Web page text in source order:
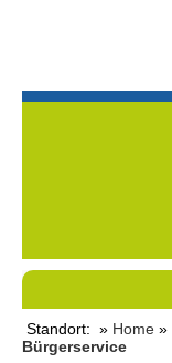
Standort: » Home »
Bürgerservice